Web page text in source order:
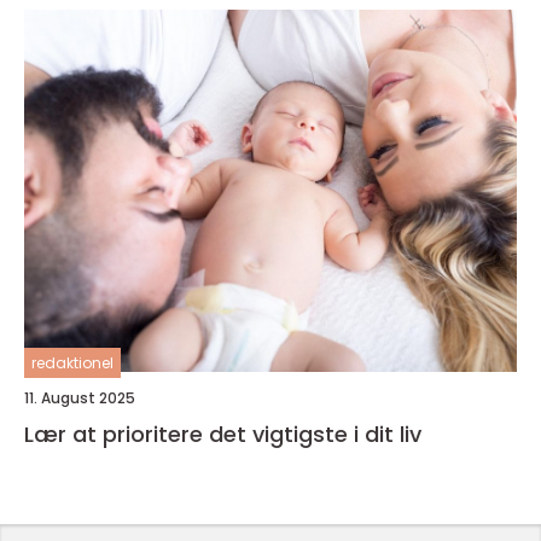
redaktionel
11. August 2025
Lær at prioritere det vigtigste i dit liv